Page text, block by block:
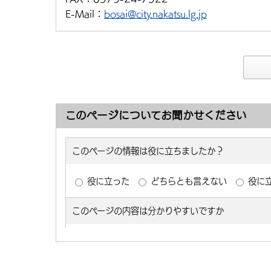
E-Mail： bosai@city.nakatsu.lg.jp
このページについてお聞かせください